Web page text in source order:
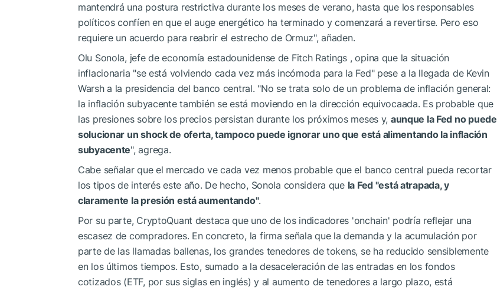
mantendrá una postura restrictiva durante los meses de verano, hasta que los responsables
políticos confíen en que el auge energético ha terminado y comenzará a revertirse. Pero eso
requiere un acuerdo para reabrir el estrecho de Ormuz", añaden.
Olu Sonola, jefe de economía estadounidense de Fitch Ratings , opina que la situación
inflacionaria "se está volviendo cada vez más incómoda para la Fed" pese a la llegada de Kevin
Warsh a la presidencia del banco central. "No se trata solo de un problema de inflación general:
la inflación subyacente también se está moviendo en la dirección equivocaada. Es probable que
las presiones sobre los precios persistan durante los próximos meses y, aunque la Fed no puede
solucionar un shock de oferta, tampoco puede ignorar uno que está alimentando la inflación
subyacente", agrega.
Cabe señalar que el mercado ve cada vez menos probable que el banco central pueda recortar
los tipos de interés este año. De hecho, Sonola considera que la Fed "está atrapada, y
claramente la presión está aumentando".
Por su parte, CryptoQuant destaca que uno de los indicadores 'onchain' podría reflejar una
escasez de compradores. En concreto, la firma señala que la demanda y la acumulación por
parte de las llamadas ballenas, los grandes tenedores de tokens, se ha reducido sensiblemente
en los últimos tiempos. Esto, sumado a la desaceleración de las entradas en los fondos
cotizados (ETF, por sus siglas en inglés) y al aumento de tenedores a largo plazo, está